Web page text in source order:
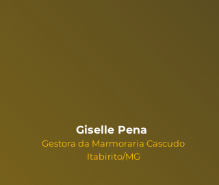
Giselle Pena
Gestora da Marmoraria Cascudo
Itabirito/MG